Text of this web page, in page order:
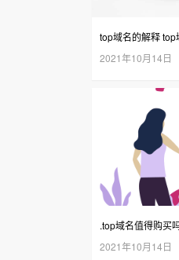
top域名的解释 top
2021年10月14日
.top域名值得购买
2021年10月14日